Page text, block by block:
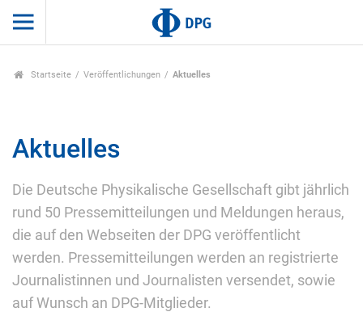
Startseite Veröffentlichungen Aktuelles
Aktuelles
Die Deutsche Physikalische Gesellschaft gibt jährlich
rund 50 Pressemitteilungen und Meldungen heraus,
die auf den Webseiten der DPG veröffentlicht
werden. Pressemitteilungen werden an registrierte
Journalistinnen und Journalisten versendet, sowie
auf Wunsch an DPG-Mitglieder.